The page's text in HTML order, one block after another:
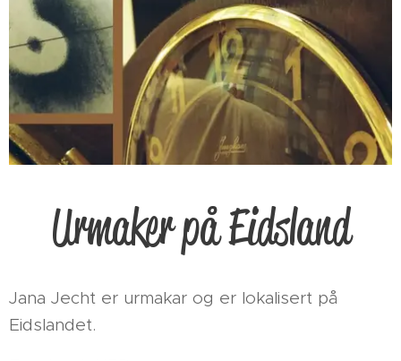
Urmaker på Eidsland
Jana Jecht er urmakar og er lokalisert på
Eidslandet.